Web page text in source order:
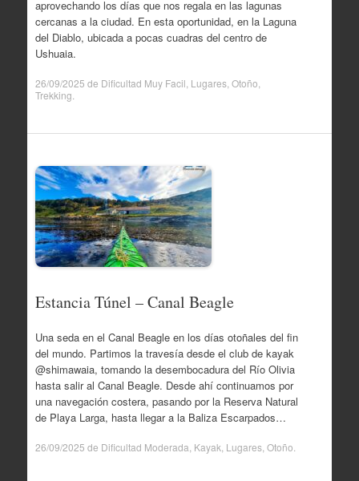
aprovechando los días que nos regala en las lagunas
cercanas a la ciudad. En esta oportunidad, en la Laguna
del Diablo, ubicada a pocas cuadras del centro de
Ushuaia.
26/09/2025 de Dificultad Muy Facil Lugares, Otoño
Trekking
Estancia Túnel – Canal Beagle
Una seda en el Canal Beagle en los días otoñales del fin
del mundo. Partimos la travesía desde el club de kayak
@shimawaia, tomando la desembocadura del Río Olivia
hasta salir al Canal Beagle. Desde ahí continuamos por
una navegación costera, pasando por la Reserva Natural
de Playa Larga, hasta llegar a la Baliza Escarpados…
26/09/2025 de Dificultad Moderada Kayak Lugares, Otoño